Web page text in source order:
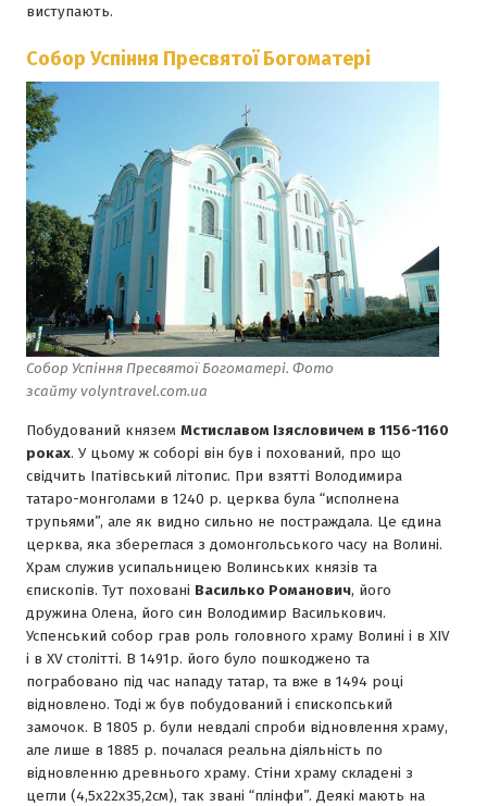
виступають.
Собор Успiння Пресвятої Богоматерi
Собор Успіння Пресвятої Богоматері. Фото
зсайту volyntravel.com.ua
Побудований князем Мстиславом Iзясловичем в 1156-1160
роках. У цьому ж соборi вiн був i похований, про що
свiдчить Iпатiвський лiтопис. При взяттi Володимира
татаро-монголами в 1240 р. церква була “исполнена
трупьями”, але як видно сильно не постраждала. Це єдина
церква, яка збереглася з домонгольського часу на Волині.
Храм служив усипальницею Волинських князiв та
єпископiв. Тут похованi Василько Романович, його
дружина Олена, його син Володимир Василькович.
Успенський собор грав роль головного храму Волинi i в XIV
i в XV столiттi. В 1491р. його було пошкоджено та
пограбовано пiд час нападу татар, та вже в 1494 роцi
вiдновлено. Тодi ж був побудований i єпископський
замочок. В 1805 р. були невдалi спроби вiдновлення храму,
але лише в 1885 р. почалася реальна дiяльнiсть по
вiдновленню древнього храму. Стiни храму складенi з
цегли (4,5х22х35,2см), так званi “плiнфи”. Деякi мають на